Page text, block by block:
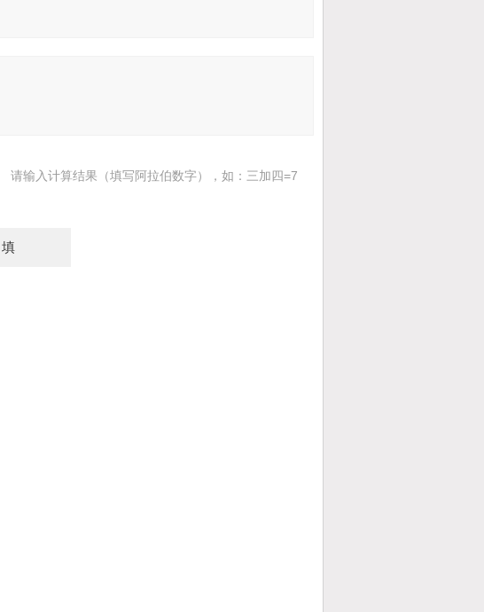
请输入计算结果（填写阿拉伯数字），如：三加四=7